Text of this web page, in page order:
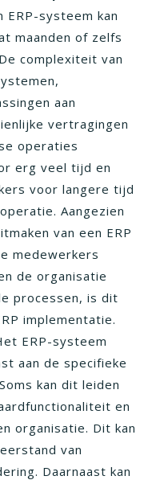
systeem kan
maanden of zelfs
complexiteit van
aan
vertragingen
operaties
erg veel tijd en
voor langere tijd
Aangezien
van een ERP
medewerkers
de organisatie
processen, is dit
implementatie.
ERP-systeem
aan de specifieke
kan dit leiden
en
organisatie. Dit kan
van
Daarnaast kan